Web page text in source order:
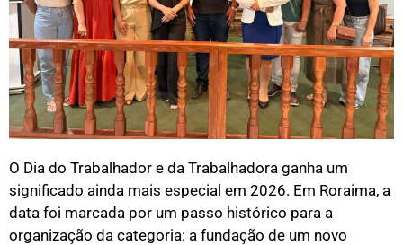
O Dia do Trabalhador e da Trabalhadora ganha um
significado ainda mais especial em 2026. Em Roraima, a
data foi marcada por um passo histórico para a
organização da categoria: a fundação de um novo